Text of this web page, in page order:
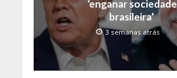
‘enganar sociedade
brasileira’
3 semanas atrás